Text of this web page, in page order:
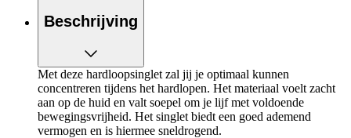
Beschrijving
Met deze hardloopsinglet zal jij je optimaal kunnen
concentreren tijdens het hardlopen. Het materiaal voelt zacht
aan op de huid en valt soepel om je lijf met voldoende
bewegingsvrijheid. Het singlet biedt een goed ademend
vermogen en is hiermee sneldrogend.